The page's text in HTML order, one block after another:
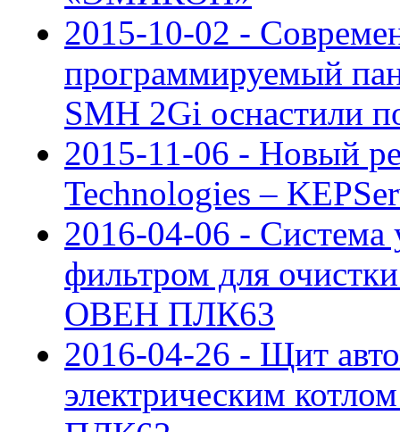
2015-10-02 -
программируемый
SMH 2Gi оснастили
2015-11-06 - Новый
Technologies –
2016-04-06 - Система
фильтром для очистки
ОВЕН ПЛК63
2016-04-26 - Щит
электрическим